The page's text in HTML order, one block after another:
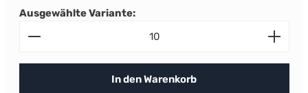
Ausgewählte Variante:
Produkt Anzahl: Gib den gewünschten Wert ein
In den Warenkorb